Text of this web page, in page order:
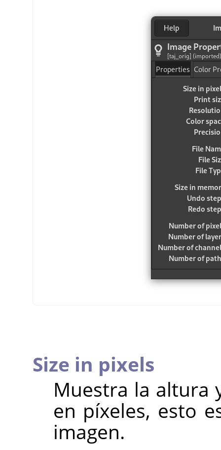
Size in pixels
Muestra la altura
en píxeles, esto
imagen.